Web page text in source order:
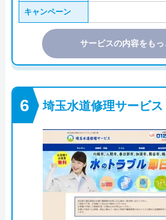
キャンペーン
サービスの内容をもっ
埼玉水道修理サービス